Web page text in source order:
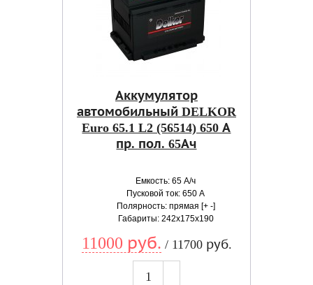
Аккумулятор
автомобильный DELKOR
Euro 65.1 L2 (56514) 650 А
пр. пол. 65Ач
Емкость: 65 А/ч
Пусковой ток: 650 А
Полярность: прямая [+ -]
Габариты: 242x175x190
11000 руб. / 11700 руб.